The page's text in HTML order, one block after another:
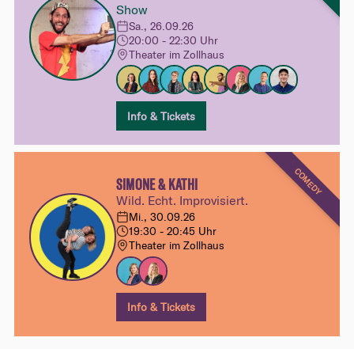
Show
Sa., 26.09.26
20:00 - 22:30 Uhr
Theater im Zollhaus
Info & Tickets
COMEDY
SIMONE & KATHI
Wild. Echt. Improvisiert.
Mi., 30.09.26
19:30 - 20:45 Uhr
Theater im Zollhaus
Info & Tickets